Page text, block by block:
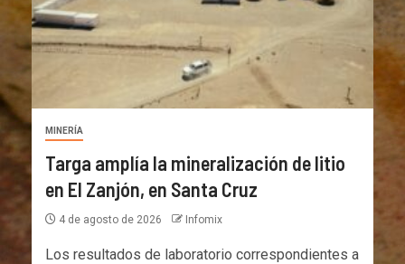
MINERÍA
Targa amplía la mineralización de litio
en El Zanjón, en Santa Cruz
4 de agosto de 2026 Infomix
Los resultados de laboratorio correspondientes a